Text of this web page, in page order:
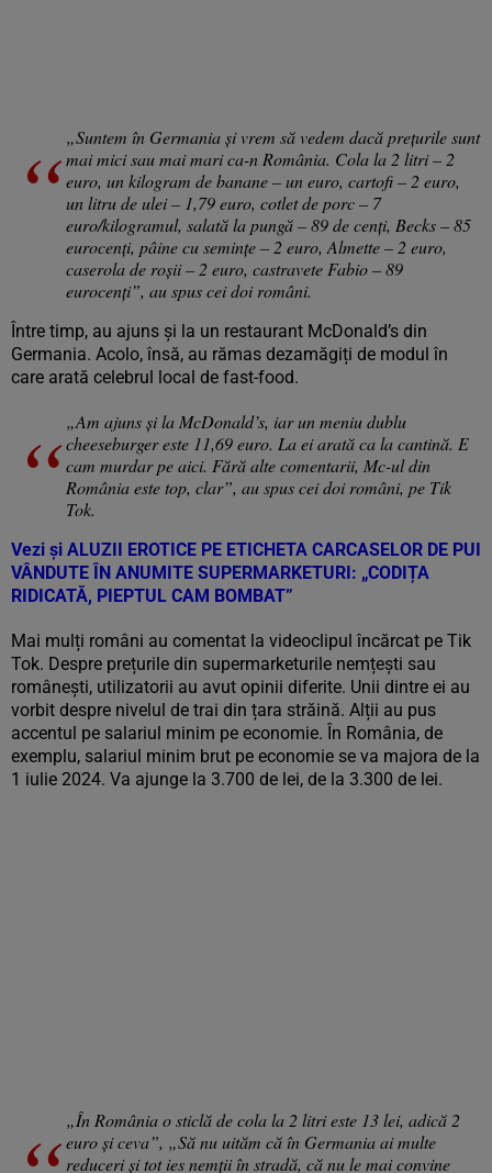
„Suntem în Germania și vrem să vedem dacă prețurile sunt
mai mici sau mai mari ca-n România. Cola la 2 litri – 2
euro, un kilogram de banane – un euro, cartofi – 2 euro,
un litru de ulei – 1,79 euro, cotlet de porc – 7
euro/kilogramul, salată la pungă – 89 de cenți, Becks – 85
eurocenți, pâine cu semințe – 2 euro, Almette – 2 euro,
caserola de roșii – 2 euro, castravete Fabio – 89
eurocenți”, au spus cei doi români.
Între timp, au ajuns și la un restaurant McDonald’s din
Germania. Acolo, însă, au rămas dezamăgiți de modul în
care arată celebrul local de fast-food.
„Am ajuns și la McDonald’s, iar un meniu dublu
cheeseburger este 11,69 euro. La ei arată ca la cantină. E
cam murdar pe aici. Fără alte comentarii, Mc-ul din
România este top, clar”, au spus cei doi români, pe Tik
Tok.
Vezi și ALUZII EROTICE PE ETICHETA CARCASELOR DE PUI
VÂNDUTE ÎN ANUMITE SUPERMARKETURI: „CODIȚA
RIDICATĂ, PIEPTUL CAM BOMBAT”
Mai mulți români au comentat la videoclipul încărcat pe Tik
Tok. Despre prețurile din supermarketurile nemțești sau
românești, utilizatorii au avut opinii diferite. Unii dintre ei au
vorbit despre nivelul de trai din țara străină. Alții au pus
accentul pe salariul minim pe economie. În România, de
exemplu, salariul minim brut pe economie se va majora de la
1 iulie 2024. Va ajunge la 3.700 de lei, de la 3.300 de lei.
„În România o sticlă de cola la 2 litri este 13 lei, adică 2
euro și ceva”, „Să nu uităm că în Germania ai multe
reduceri și tot ies nemții în stradă, că nu le mai convine